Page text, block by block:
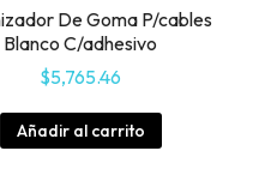
De Goma P/cables
Blanco C/adhesivo
$5,765.46
Añadir al carrito